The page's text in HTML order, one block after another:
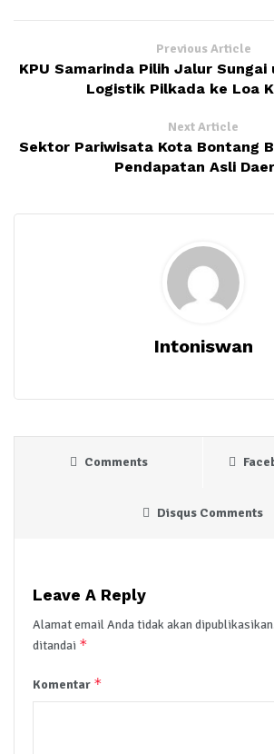
Previous Article
KPU Samarinda Pilih Jalur
Logistik Pilkada ke Loa
Next Article
Sektor Pariwisata Kota Bontang
Pendapatan Asli
Intoniswan
Comments
Disqus Comments
Leave A Reply
Alamat email Anda tidak akan
ditandai *
Komentar *